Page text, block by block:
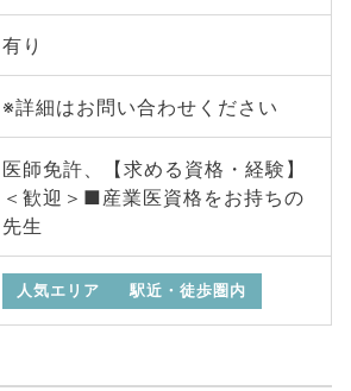
有り
※詳細はお問い合わせください
医師免許、【求める資格・経験】
＜歓迎＞■産業医資格をお持ちの
先生
人気エリア 駅近・徒歩圏内